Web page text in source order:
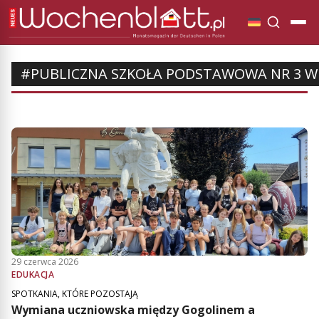
#PUBLICZNA SZKOŁA PODSTAWOWA NR 3
29 czerwca 2026
EDUKACJA
SPOTKANIA, KTÓRE POZOSTAJĄ
Wymiana uczniowska między Gogolinem a